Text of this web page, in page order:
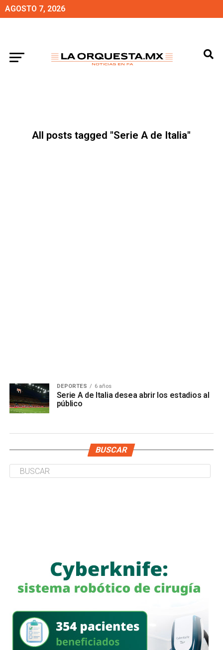
AGOSTO 7, 2026
All posts tagged "Serie A de Italia"
DEPORTES 6 años
Serie A de Italia desea abrir los estadios al
público
BUSCAR